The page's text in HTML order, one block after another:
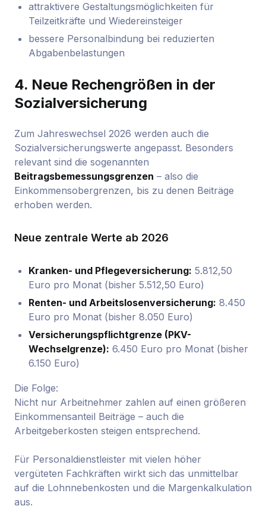
attraktivere Gestaltungsmöglichkeiten für
Teilzeitkräfte und Wiedereinsteiger
bessere Personalbindung bei reduzierten
Abgabenbelastungen
4. Neue Rechengrößen in der
Sozialversicherung
Zum Jahreswechsel 2026 werden auch die
Sozialversicherungswerte angepasst. Besonders
relevant sind die sogenannten
Beitragsbemessungsgrenzen – also die
Einkommensobergrenzen, bis zu denen Beiträge
erhoben werden.
Neue zentrale Werte ab 2026
Kranken- und Pflegeversicherung: 5.812,50
Euro pro Monat (bisher 5.512,50 Euro)
Renten- und Arbeitslosenversicherung: 8.450
Euro pro Monat (bisher 8.050 Euro)
Versicherungspflichtgrenze (PKV-
Wechselgrenze): 6.450 Euro pro Monat (bisher
6.150 Euro)
Die Folge:
Nicht nur Arbeitnehmer zahlen auf einen größeren
Einkommensanteil Beiträge – auch die
Arbeitgeberkosten steigen entsprechend.
Für Personaldienstleister mit vielen höher
vergüteten Fachkräften wirkt sich das unmittelbar
auf die Lohnnebenkosten und die Margenkalkulation
aus.